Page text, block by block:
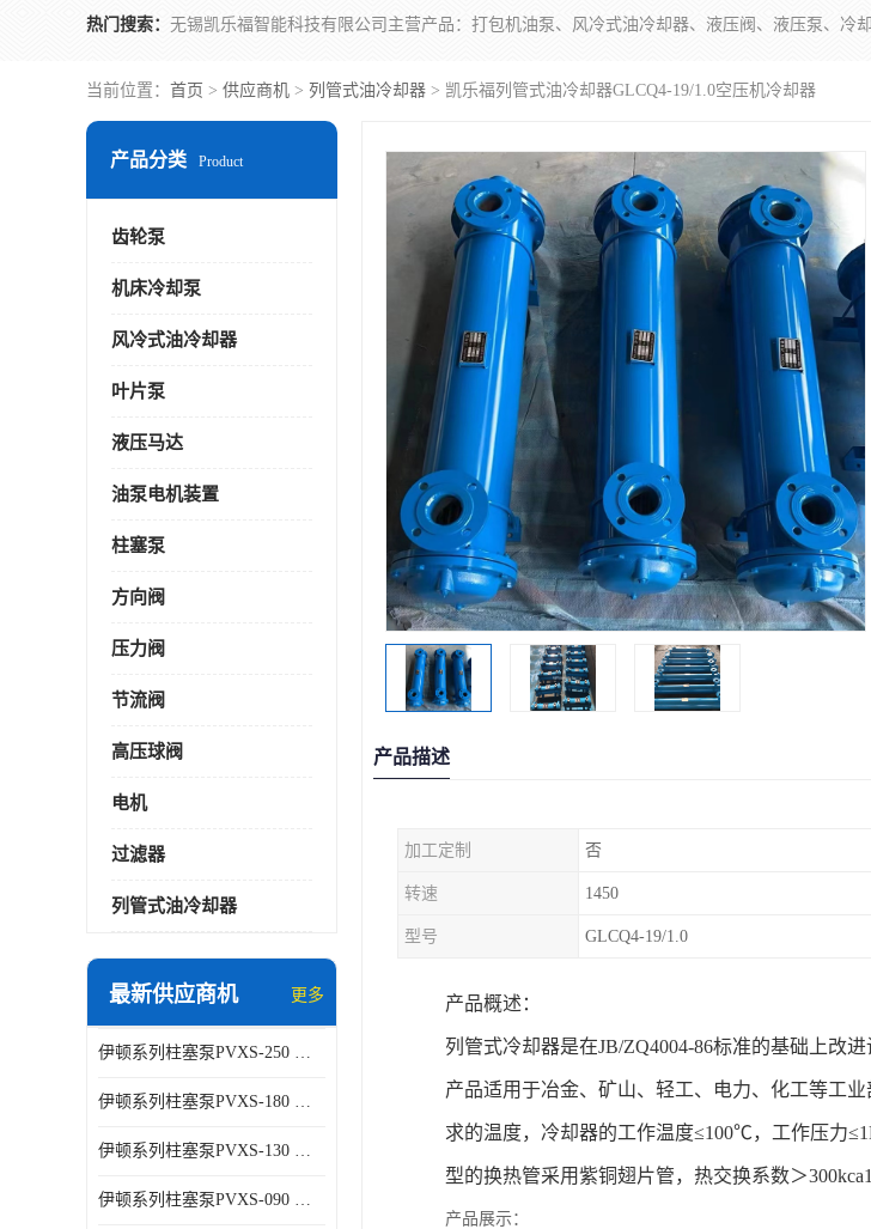
热门搜索：
当前位置： 首页 > 供应商机 > 列管式油冷却器 > 凯乐福列管式油冷却器GLCQ4-19/1.0空压机冷却器
产品分类 Product
齿轮泵
机床冷却泵
风冷式油冷却器
叶片泵
液压马达
油泵电机装置
柱塞泵
方向阀
压力阀
节流阀
高压球阀
电机
过滤器
列管式油冷却器
最新供应商机 更多
伊顿系列柱塞泵PVXS-250 钢铁厂液压系统增压油泵
伊顿系列柱塞泵PVXS-180 钢铁厂液压系统增压油泵
伊顿系列柱塞泵PVXS-130 钢铁厂液压系统增压油泵
伊顿系列柱塞泵PVXS-090 钢铁厂液压系统增压油泵
产品描述
加工定制 否
转速 1450
型号 GLCQ4-19/1.0
产品概述：
列管式冷却器是在JB/ZQ4004-86标准的基础上改进
产品适用于冶金、矿山、轻工、电力、化工等工
求的温度，冷却器的工作温度≤100℃，工作压力
型的换热管采用紫铜翅片管，热交换系数＞
产品展示：